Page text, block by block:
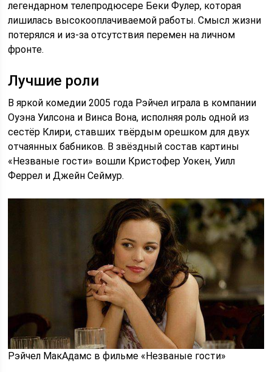
легендарном телепродюсере Беки Фулер, которая
лишилась высокооплачиваемой работы. Смысл жизни
потерялся и из-за отсутствия перемен на личном
фронте.
Лучшие роли
В яркой комедии 2005 года Рэйчел играла в компании
Оуэна Уилсона и Винса Вона, исполняя роль одной из
сестёр Клири, ставших твёрдым орешком для двух
отчаянных бабников. В звёздный состав картины
«Незваные гости» вошли Кристофер Уокен, Уилл
Феррел и Джейн Сеймур.
Рэйчел МакАдамс в фильме «Незваные гости»